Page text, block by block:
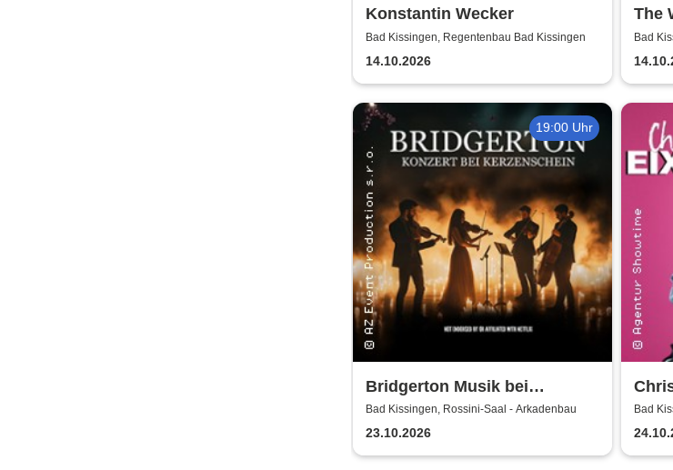
Konstantin Wecker
Bad Kissingen, Regentenbau Bad Kissingen
14.10.2026
The
Bad
19:00 Uhr
Bridgerton Musik bei
Kerzenschein
Bad Kissingen, Rossini-Saal - Arkadenbau
23.10.2026
Bad